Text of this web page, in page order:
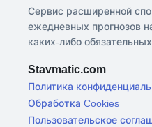
Сервис расширенной
ежедневных прогнозов
каких-либо
Stavmatic.com
Политика
Обработка Cookies
Пользовательское